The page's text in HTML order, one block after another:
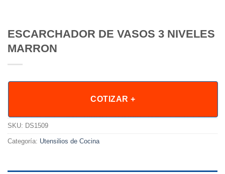
ESCARCHADOR DE VASOS 3 NIVELES
MARRON
COTIZAR +
SKU: DS1509
Categoría: Utensilios de Cocina